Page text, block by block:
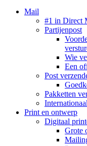
Mail
#1 in Direct
Partijenpost
Wie
Een
Post
Pakketten
Print en ontwerp
Digitaal
Grote